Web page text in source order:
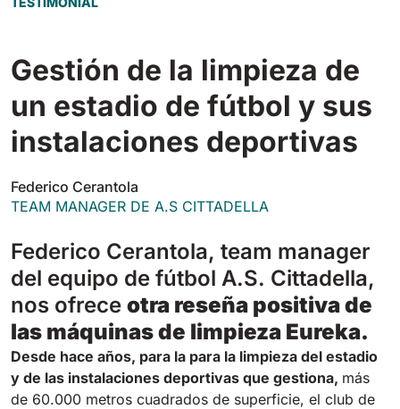
E51
530 mm 2280 m²/h
E61
610 mm
E71
710 mm 3195 m²/h
E81
810 mm 3645 m²/h
Tigra
Rider 1201
1200 mm 10200 m²/h
Rider Lift
1200 mm 7865 m²/h
Xtrema
1400 mm 12600 m²/h
Magnum
1570 mm 18840 m²/h
Gestión de la limpieza de
un estadio de fútbol y sus
instalaciones deportivas
Federico Cerantola
TEAM MANAGER DE A.S CITTADELLA
Federico Cerantola, team manager
del equipo de fútbol A.S. Cittadella,
nos ofrece otra reseña positiva de
las máquinas de limpieza Eureka.
Desde hace años, para la para la limpieza del estadio
y de las instalaciones deportivas que gestiona, más
de 60.000 metros cuadrados de superficie, el club de